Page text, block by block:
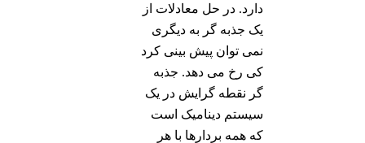
دارد. در حل معادلات از
یک جذبه گر به دیگری
نمی توان پیش بینی کرد
کی رخ می دهد. جذبه
گر نقطه گرایش در یک
سیستم دینامیک است
که همه بردارها با هر